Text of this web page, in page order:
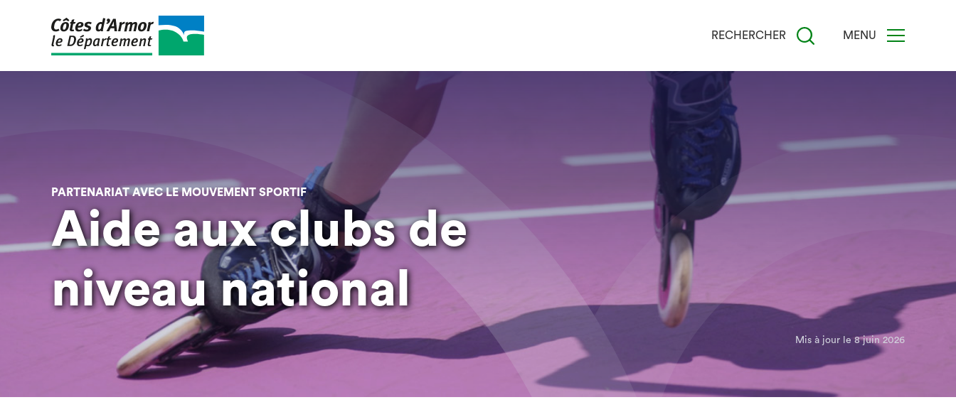
RECHERCHER MENU
PARTENARIAT AVEC LE MOUVEMENT SPORTIF
Aide aux clubs de
niveau national
Mis à jour le 8 juin 2026